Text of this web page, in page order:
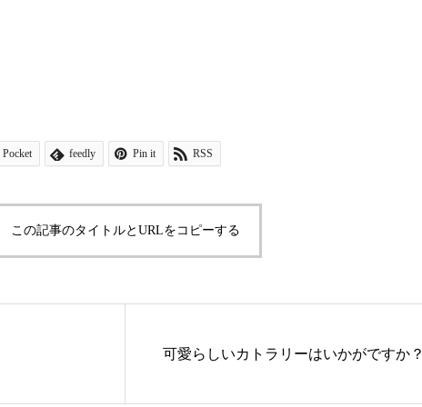
Pocket feedly Pin it RSS
この記事のタイトルとURLをコピーする
可愛らしいカトラリーはいかがですか？